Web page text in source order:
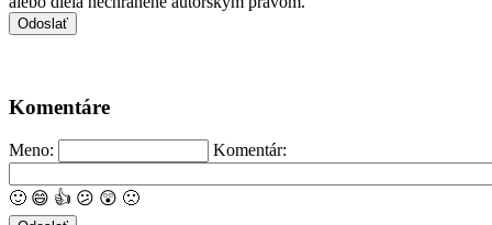
Komentáre
Meno: Komentár:
🙂 😄 👍 😕 😲 🙁